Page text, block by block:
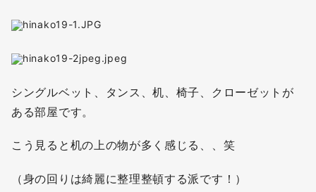
シングルベット、タンス、机、椅子、クローゼットが
ある部屋です。
こう見ると机の上の物が多く感じる、、笑
（身の回りは綺麗に整理整頓する派です！）